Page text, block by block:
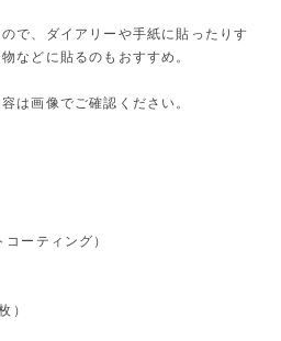
で、ダイアリーや手紙に貼ったりす
などに貼るのもおすすめ。
は画像でご確認ください。
ーティング）
）